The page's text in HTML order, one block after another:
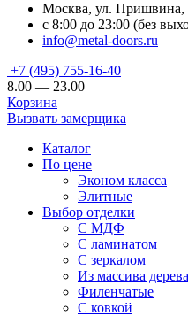
Москва, ул.
с 8:00 до 23:00 (без
info@metal-doors.ru
+7 (495) 755-16-40
8.00 — 23.00
Корзина
Вызвать замерщика
Каталог
По цене
Эконом класса
Элитные
Выбор отделки
С МДФ
С ламинатом
С зеркалом
Из массива дерева
Филенчатые
С ковкой